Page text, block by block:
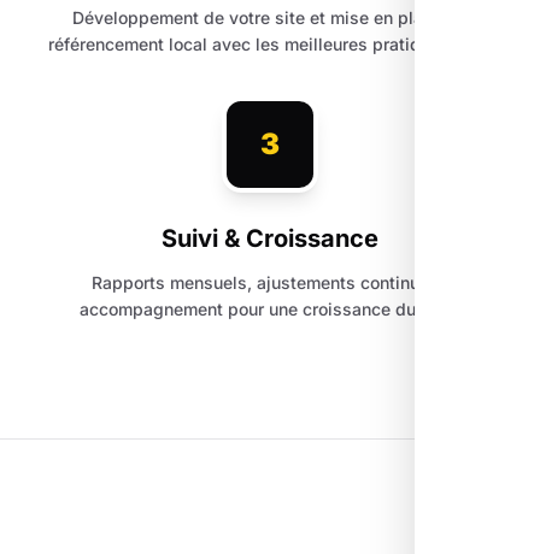
Développement de votre site et mise en place du
référencement local avec les meilleures pratiques SEO.
3
Suivi & Croissance
Rapports mensuels, ajustements continus et
accompagnement pour une croissance durable.